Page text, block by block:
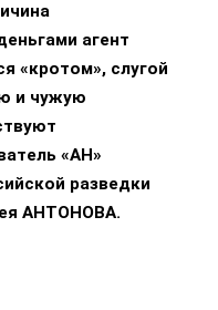
агент
«кротом», слугой
и чужую
«АН»
разведки
АНТОНОВА.